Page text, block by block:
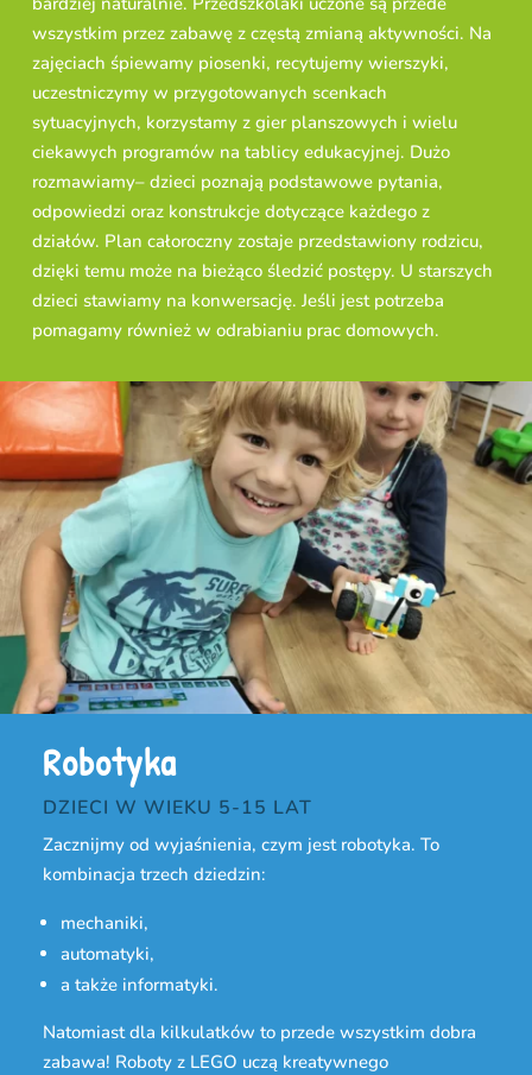
wszystkim przez zabawę z częstą zmianą aktywności. Na
zajęciach śpiewamy piosenki, recytujemy wierszyki,
uczestniczymy w przygotowanych scenkach
sytuacyjnych, korzystamy z gier planszowych i wielu
ciekawych programów na tablicy edukacyjnej. Dużo
rozmawiamy– dzieci poznają podstawowe pytania,
odpowiedzi oraz konstrukcje dotyczące każdego z
działów. Plan całoroczny zostaje przedstawiony rodzicu,
dzięki temu może na bieżąco śledzić postępy. U starszych
dzieci stawiamy na konwersację. Jeśli jest potrzeba
pomagamy również w odrabianiu prac domowych.
Robotyka
DZIECI W WIEKU 5-15 LAT
Zacznijmy od wyjaśnienia, czym jest robotyka. To
kombinacja trzech dziedzin:
mechaniki,
automatyki,
a także informatyki.
Natomiast dla kilkulatków to przede wszystkim dobra
zabawa! Roboty z LEGO uczą kreatywnego